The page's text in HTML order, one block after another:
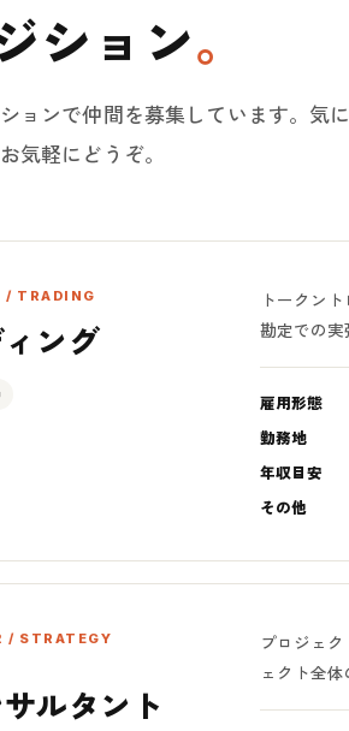
ション。
ョンで仲間を募集しています。気
気軽にどうぞ。
/ TRADING
ィング
トークン
勘定での実
雇用形態
勤務地
年収目安
その他
/ STRATEGY
ルタント
プロジェ
ェクト全